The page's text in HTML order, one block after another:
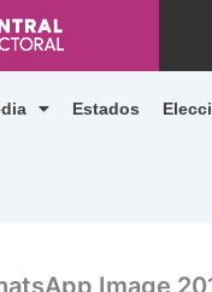
Estados
Image